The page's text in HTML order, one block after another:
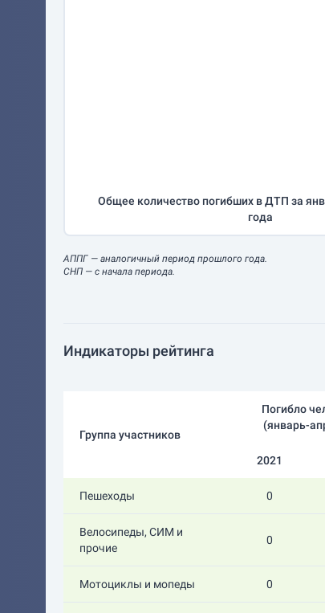
Общее количество погибших в ДТП за
года
АППГ — аналогичный период прошлого года.
СНП — с начала периода.
Индикаторы рейтинга
Группа участников
Погибло
(январь-
2021
Пешеходы 0
Велосипеды, СИМ и
прочие
0
Мотоциклы и мопеды 0